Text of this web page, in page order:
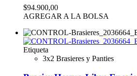
$94.900,00
AGREGAR A LA BOLSA
Etiqueta
3x2 Brasieres y Panties